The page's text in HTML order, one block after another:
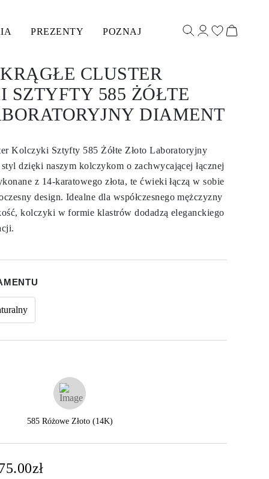
PREZENTY POZNAJ
CLUSTER
SZTYFTY 585 ŻÓŁTE
DIAMENT
Kolczyki Sztyfty 585 Żółte Złoto Laboratoryjny
dzięki naszym kolczykom o zachwycającej łącznej
z 14-karatowego złota, te ćwieki łączą w sobie
design. Idealne dla współczesnego mężczyzny
kolczyki w formie klastrów dodadzą eleganckiego
585 Różowe Złoto (14K)